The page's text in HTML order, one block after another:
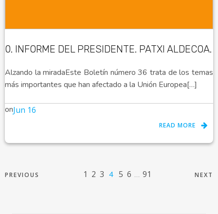
0. INFORME DEL PRESIDENTE. PATXI ALDECOA.
Alzando la miradaEste Boletín número 36 trata de los temas
más importantes que han afectado a la Unión Europea[…]
onJun 16
READ MORE
PREVIOUS 1 2 3 4 5 6 … 91 NEXT